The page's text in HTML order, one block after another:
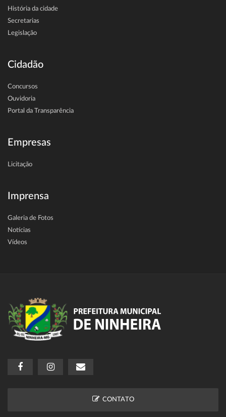
História da cidade
Secretarias
Legislação
Cidadão
Concursos
Ouvidoria
Portal da Transparência
Empresas
Licitação
Imprensa
Galeria de Fotos
Notícias
Vídeos
CONTATO